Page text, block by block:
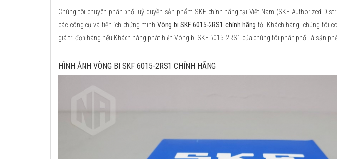
Chúng tôi chuyên phân phối uỷ quyền sản phẩm SKF chính hãng tại Việt Nam (SKF Authorized
các công cụ và tiện ích chứng minhVòng bi SKF 6015-2RS1 chính hãng tới Khách hàng, chúng tôi
giá trị đơn hàng nếu Khách hàng phát hiện Vòng bi SKF 6015-2RS1 của chúng tôi phân phối là sản
HÌNH ẢNH VÒNG BI SKF 6015-2RS1 CHÍNH HÃNG